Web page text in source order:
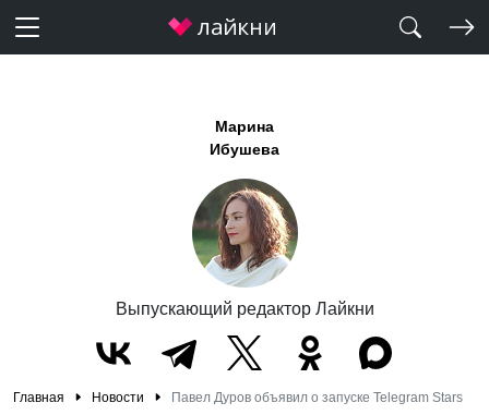
Марина
Ибушева
Выпускающий редактор Лайкни
Главная Новости Павел Дуров объявил о запуске Telegram Stars